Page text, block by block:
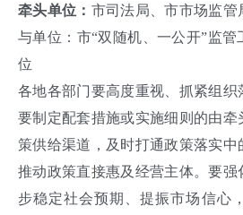
牵头单位： 市司法局、市市场监管
与单位：市“双随机、一公开”监
位
各地各部门要高度重视、抓紧组织
要制定配套措施或实施细则的由牵
策供给渠道，及时打通政策落实中
推动政策直接惠及经营主体。要强
步稳定社会预期、提振市场信心